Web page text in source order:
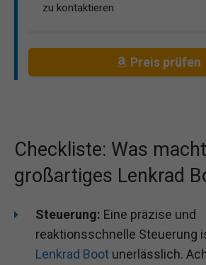
zu kontaktieren
Preis prüfen
Checkliste: Was
großartiges Lenkrad
Steuerung: Eine präzise und
reaktionsschnelle Steuerung
Lenkrad Boot unerlässlich.